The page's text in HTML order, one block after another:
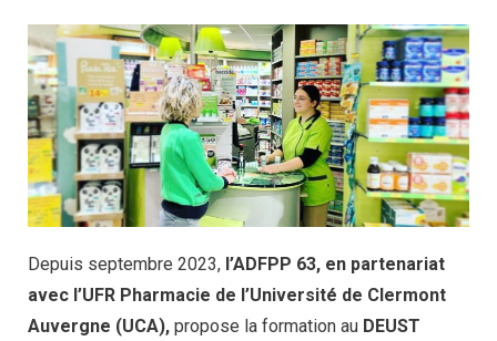
Depuis septembre 2023, l’ADFPP 63, en partenariat
avec l’UFR Pharmacie de l’Université de Clermont
Auvergne (UCA), propose la formation au DEUST